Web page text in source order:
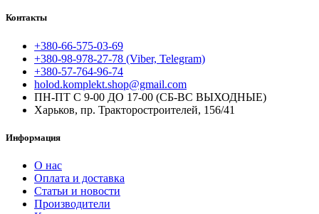
Контакты
+380-66-575-03-69
+380-98-978-27-78 (Viber, Telegram)
+380-57-764-96-74
holod.komplekt.shop@gmail.com
ПН-ПТ С 9-00 ДО 17-00 (СБ-ВС ВЫХОДНЫЕ)
Харьков, пр. Тракторостроителей, 156/41
Информация
О нас
Оплата и доставка
Статьи и новости
Производители